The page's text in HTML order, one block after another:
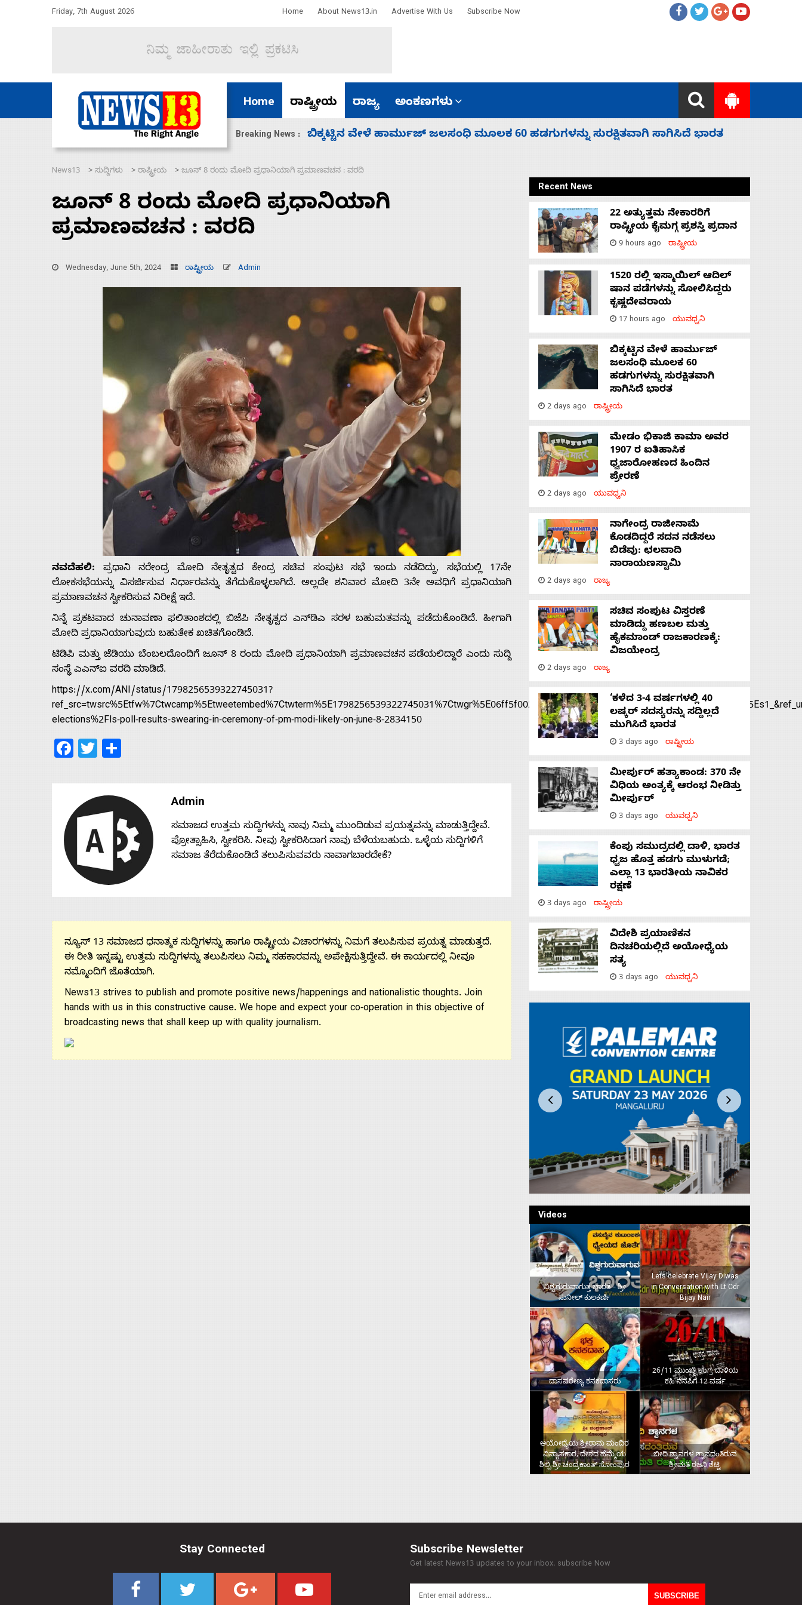
Friday, 7th August 2026 Home About News13.in Advertise With Us Subscribe Now
Home ರಾಷ್ಟ್ರೀಯ ರಾಜ್ಯ ಅಂಕಣಗಳು
Breaking News :
ಮೂಲಕ 60 ಹಡಗುಗಳನ್ನು ಸುರಕ್ಷಿತವಾಗಿ ಸಾಗಿಸಿದೆ ಭಾರತ ನಾಗೇಂದ್ರ ರಾಜೀನಾಮೆ ಕೊಡದಿದ್ದರೆ ಸದನ ನಡೆಸಲು ಬಿಡೆವು: ಛಲವಾದಿ ನಾರಾಯಣಸ್ವಾಮಿ
Advertise
Contact
News13 > ಸುದ್ದಿಗಳು > ರಾಷ್ಟ್ರೀಯ > ಜೂನ್‌ 8 ರಂದು ಮೋದಿ ಪ್ರಧಾನಿಯಾಗಿ ಪ್ರಮಾಣವಚನ : ವರದಿ
ಜೂನ್‌ 8 ರಂದು ಮೋದಿ ಪ್ರಧಾನಿಯಾಗಿ
ಪ್ರಮಾಣವಚನ : ವರದಿ
Wednesday, June 5th, 2024 ರಾಷ್ಟ್ರೀಯ Admin
ನವದೆಹಲಿ: ಪ್ರಧಾನಿ ನರೇಂದ್ರ ಮೋದಿ ನೇತೃತ್ವದ ಕೇಂದ್ರ ಸಚಿವ ಸಂಪುಟ ಸಭೆ ಇಂದು ನಡೆದಿದ್ದು, ಸಭೆಯಲ್ಲಿ 17ನೇ
ಲೋಕಸಭೆಯನ್ನು ವಿಸರ್ಜಿಸುವ ನಿರ್ಧಾರವನ್ನು ತೆಗೆದುಕೊಳ್ಳಲಾಗಿದೆ. ಅಲ್ಲದೇ ಶನಿವಾರ ಮೋದಿ 3ನೇ ಅವಧಿಗೆ ಪ್ರಧಾನಿಯಾಗಿ
ಪ್ರಮಾಣವಚನ ಸ್ವೀಕರಿಸುವ ನಿರೀಕ್ಷೆ ಇದೆ.
ನಿನ್ನೆ ಪ್ರಕಟವಾದ ಚುನಾವಣಾ ಫಲಿತಾಂಶದಲ್ಲಿ ಬಿಜೆಪಿ ನೇತೃತ್ವದ ಎನ್‌ಡಿಎ ಸರಳ ಬಹುಮತವನ್ನು ಪಡೆದುಕೊಂಡಿದೆ. ಹೀಗಾಗಿ
ಮೋದಿ ಪ್ರಧಾನಿಯಾಗುವುದು ಬಹುತೇಕ ಖಚಿತಗೊಂಡಿದೆ.
ಟಿಡಿಪಿ ಮತ್ತು ಜೆಡಿಯು ಬೆಂಬಲದೊಂದಿಗೆ ಜೂನ್‌ 8 ರಂದು ಮೋದಿ ಪ್ರಧಾನಿಯಾಗಿ ಪ್ರಮಾಣವಚನ ಪಡೆಯಲಿದ್ದಾರೆ ಎಂದು ಸುದ್ದಿ
ಸಂಸ್ಥೆ ಎಎನ್‌ಐ ವರದಿ ಮಾಡಿದೆ.
https://x.com/ANI/status/1798256539322745031?
elections%2Fls-poll-results-swearing-in-ceremony-of-pm-modi-likely-on-june-8-2834150
Facebook
Twitter
Admin
ಸಮಾಜದ ಉತ್ತಮ ಸುದ್ದಿಗಳನ್ನು ನಾವು ನಿಮ್ಮ ಮುಂದಿಡುವ ಪ್ರಯತ್ನವನ್ನು ಮಾಡುತ್ತಿದ್ದೇವೆ.
ಪ್ರೋತ್ಸಾಹಿಸಿ, ಸ್ವೀಕರಿಸಿ. ನೀವು ಸ್ವೀಕರಿಸಿದಾಗ ನಾವು ಬೆಳೆಯಬಹುದು. ಒಳ್ಳೆಯ ಸುದ್ದಿಗಳಿಗೆ
ಸಮಾಜ ತೆರೆದುಕೊಂಡಿದೆ ತಲುಪಿಸುವವರು ನಾವಾಗಬಾರದೇಕೆ?
ನ್ಯೂಸ್ 13 ಸಮಾಜದ ಧನಾತ್ಮಕ ಸುದ್ದಿಗಳನ್ನು ಹಾಗೂ ರಾಷ್ಟ್ರೀಯ ವಿಚಾರಗಳನ್ನು ನಿಮಗೆ ತಲುಪಿಸುವ ಪ್ರಯತ್ನ ಮಾಡುತ್ತದೆ.
ಈ ರೀತಿ ಇನ್ನಷ್ಟು ಉತ್ತಮ ಸುದ್ದಿಗಳನ್ನು ತಲುಪಿಸಲು ನಿಮ್ಮ ಸಹಕಾರವನ್ನು ಅಪೇಕ್ಷಿಸುತ್ತಿದ್ದೇವೆ. ಈ ಕಾರ್ಯದಲ್ಲಿ ನೀವೂ
ನಮ್ಮೊಂದಿಗೆ ಜೊತೆಯಾಗಿ.
News13 strives to publish and promote positive news/happenings and nationalistic thoughts. Join
hands with us in this constructive cause. We hope and expect your co-operation in this objective of
broadcasting news that shall keep up with quality journalism.
Recent News
22 ಅತ್ಯುತ್ತಮ ನೇಕಾರರಿಗೆ
ರಾಷ್ಟ್ರೀಯ ಕೈಮಗ್ಗ ಪ್ರಶಸ್ತಿ ಪ್ರದಾನ
9 hours ago ರಾಷ್ಟ್ರೀಯ
1520 ರಲ್ಲಿ ಇಸ್ಮಾಯಿಲ್ ಆದಿಲ್
ಷಾನ ಪಡೆಗಳನ್ನು ಸೋಲಿಸಿದ್ದರು
ಕೃಷ್ಣದೇವರಾಯ
17 hours ago ಯುವಧ್ವನಿ
ಬಿಕ್ಕಟ್ಟಿನ ವೇಳೆ ಹಾರ್ಮುಜ್
ಜಲಸಂಧಿ ಮೂಲಕ 60
ಹಡಗುಗಳನ್ನು ಸುರಕ್ಷಿತವಾಗಿ
ಸಾಗಿಸಿದೆ ಭಾರತ
2 days ago ರಾಷ್ಟ್ರೀಯ
ಮೇಡಂ ಭಿಕಾಜಿ ಕಾಮಾ ಅವರ
1907 ರ ಐತಿಹಾಸಿಕ
ಧ್ವಜಾರೋಹಣದ ಹಿಂದಿನ
ಪ್ರೇರಣೆ
2 days ago ಯುವಧ್ವನಿ
ನಾಗೇಂದ್ರ ರಾಜೀನಾಮೆ
ಕೊಡದಿದ್ದರೆ ಸದನ ನಡೆಸಲು
ಬಿಡೆವು: ಛಲವಾದಿ
ನಾರಾಯಣಸ್ವಾಮಿ
2 days ago ರಾಜ್ಯ
ಸಚಿವ ಸಂಪುಟ ವಿಸ್ತರಣೆ
ಮಾಡಿದ್ದು ಹಣಬಲ ಮತ್ತು
ಹೈಕಮಾಂಡ್ ರಾಜಕಾರಣಕ್ಕೆ:
ವಿಜಯೇಂದ್ರ
2 days ago ರಾಜ್ಯ
‘ಕಳೆದ 3-4 ವರ್ಷಗಳಲ್ಲಿ 40
ಲಷ್ಕರ್ ಸದಸ್ಯರನ್ನು ಸದ್ದಿಲ್ಲದೆ
ಮುಗಿಸಿದೆ ಭಾರತ
3 days ago ರಾಷ್ಟ್ರೀಯ
ಮೀರ್ಪುರ್ ಹತ್ಯಾಕಾಂಡ: 370 ನೇ
ವಿಧಿಯ ಅಂತ್ಯಕ್ಕೆ ಆರಂಭ ನೀಡಿತ್ತು
ಮೀರ್ಪುರ್
3 days ago ಯುವಧ್ವನಿ
ಕೆಂಪು ಸಮುದ್ರದಲ್ಲಿ ದಾಳಿ, ಭಾರತ
ಧ್ವಜ ಹೊತ್ತ ಹಡಗು ಮುಳುಗಡೆ;
ಎಲ್ಲಾ 13 ಭಾರತೀಯ ನಾವಿಕರ
ರಕ್ಷಣೆ
3 days ago ರಾಷ್ಟ್ರೀಯ
ವಿದೇಶಿ ಪ್ರಯಾಣಿಕನ
ದಿನಚರಿಯಲ್ಲಿದೆ ಅಯೋಧ್ಯೆಯ
ಸತ್ಯ
3 days ago ಯುವಧ್ವನಿ
Videos
ವಿಶ್ವಗುರುವಾಗುತ್ತ ಭಾರತ – ಶ್ರೀ
ಸುನೀಲ್‌ ಕುಲಕರ್ಣಿ
Lets celebrate Vijay Diwas
in Conversation with Lt Cdr
Bijay Nair
ದಾಸವರೇಣ್ಯ ಕನಕದಾಸರು
26/11 ಮುಂಬೈ ಉಗ್ರ ದಾಳಿಯ
ಕಹಿ ನೆನಪಿಗೆ 12 ವರ್ಷ
ಅಯೋಧ್ಯೆಯ ಶ್ರೀರಾಮ ಮಂದಿರ
ವಿನ್ಯಾಸಕಾರ, ದೇಶದ ಹೆಮ್ಮೆಯ
ಶಿಲ್ಪಿ ಶ್ರೀ ಚಂದ್ರಕಾಂತ್‌ ಸೋಂಪುರ
ಬೀದಿ ಶ್ವಾನಗಳ ಶ್ವಾಸದಂತಿರುವ
ಶ್ರೀಮತಿ ರಜನಿ ಶೆಟ್ಟಿ
Stay Connected Subscribe Newsletter
Get latest News13 updates to your inbox. subscribe Now